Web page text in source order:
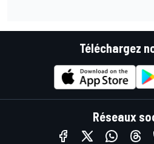
Téléchargez
Réseaux